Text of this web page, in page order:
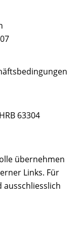
63304
übernehmen
Links. Für
ausschliesslich